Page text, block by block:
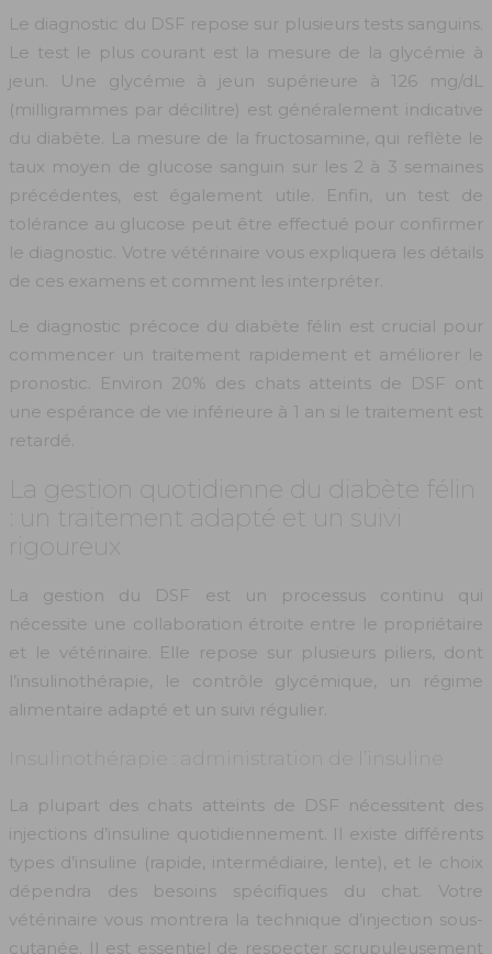
Le diagnostic du DSF repose sur plusieurs tests sanguins.
Le test le plus courant est la mesure de la glycémie à
jeun. Une glycémie à jeun supérieure à 126 mg/dL
(milligrammes par décilitre) est généralement indicative
du diabète. La mesure de la fructosamine, qui reflète le
taux moyen de glucose sanguin sur les 2 à 3 semaines
précédentes, est également utile. Enfin, un test de
tolérance au glucose peut être effectué pour confirmer
le diagnostic. Votre vétérinaire vous expliquera les détails
de ces examens et comment les interpréter.
Le diagnostic précoce du diabète félin est crucial pour
commencer un traitement rapidement et améliorer le
pronostic. Environ 20% des chats atteints de DSF ont
une espérance de vie inférieure à 1 an si le traitement est
retardé.
La gestion quotidienne du diabète félin
: un traitement adapté et un suivi
rigoureux
La gestion du DSF est un processus continu qui
nécessite une collaboration étroite entre le propriétaire
et le vétérinaire. Elle repose sur plusieurs piliers, dont
l’insulinothérapie, le contrôle glycémique, un régime
alimentaire adapté et un suivi régulier.
Insulinothérapie : administration de l’insuline
La plupart des chats atteints de DSF nécessitent des
injections d’insuline quotidiennement. Il existe différents
types d’insuline (rapide, intermédiaire, lente), et le choix
dépendra des besoins spécifiques du chat. Votre
vétérinaire vous montrera la technique d’injection sous-
cutanée. Il est essentiel de respecter scrupuleusement